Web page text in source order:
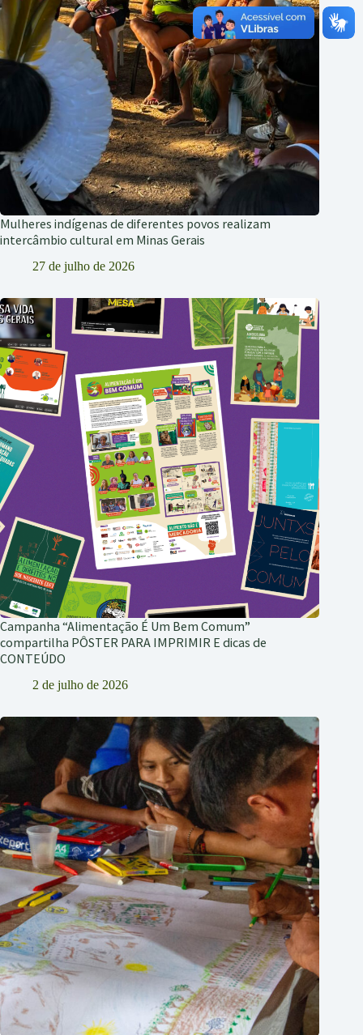
Mulheres indígenas de diferentes povos realizam
intercâmbio cultural em Minas Gerais
27 de julho de 2026
Campanha “Alimentação É Um Bem Comum”
compartilha PÔSTER PARA IMPRIMIR E dicas de
CONTEÚDO
2 de julho de 2026